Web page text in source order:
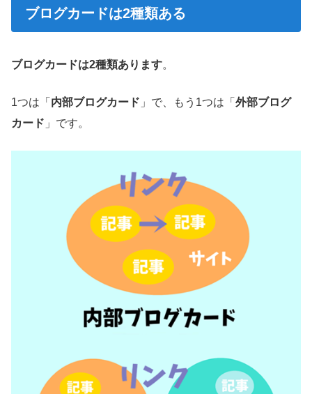
ブログカードは2種類ある
ブログカードは2種類あります。
1つは「 内部ブログカード 」で、もう1つは「 外部ブログ
カード 」です。